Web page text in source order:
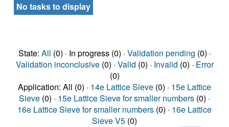
No tasks to display
State: All (0) · In progress (0) · Validation pending (0) ·
Validation inconclusive(0) · Valid (0) · Invalid (0) · Error
(0)
Application: All (0) · 14e Lattice Sieve (0) · 15e Lattice
Sieve (0) · 15e Lattice Sieve for smaller numbers (0) ·
16e Lattice Sieve for smaller numbers (0) · 16e Lattice
Sieve V5 (0)